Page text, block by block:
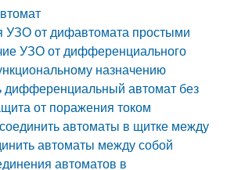
УЗО от дифавтомата простыми
УЗО от дифференциального
назначению
дифференциальный автомат без
от поражения током
автоматы в щитке между
автоматы между собой
автоматов в